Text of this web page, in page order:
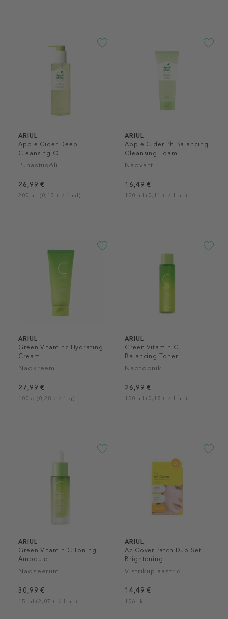
ARIUL
Apple Cider Deep
Cleansing Oil
Puhastusõli
26,99 €
200 ml (0,13 € / 1 ml)
ARIUL
Apple Cider Ph Balancing
Cleansing Foam
Näovaht
16,49 €
150 ml (0,11 € / 1 ml)
ARIUL
Green Vitaminc Hydrating
Cream
Näokreem
27,99 €
100 g (0,28 € / 1 g)
ARIUL
Green Vitamin C
Balancing Toner
Näotoonik
26,99 €
150 ml (0,18 € / 1 ml)
ARIUL
Green Vitamin C Toning
Ampoule
Näoseerum
30,99 €
15 ml (2,07 € / 1 ml)
ARIUL
Ac Cover Patch Duo Set
Brightening
Vistrikuplaastrid
14,49 €
106 tk